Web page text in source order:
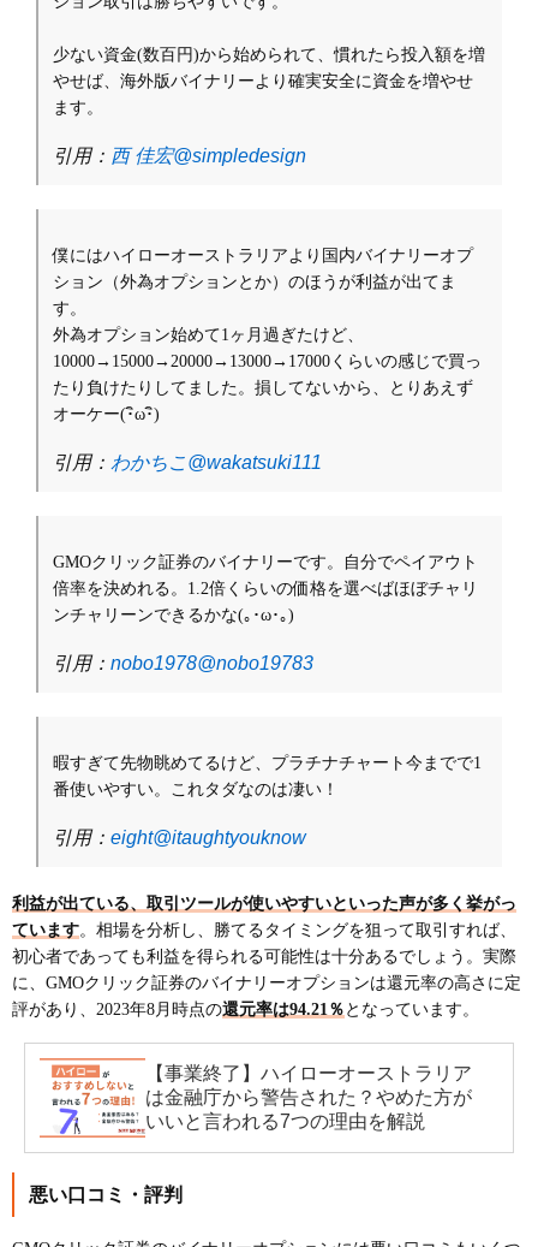
少ない資金(数百円)から始められて、慣れたら投入額を増
やせば、海外版バイナリーより確実安全に資金を増やせ
ます。
引用： 西 佳宏@simpledesign
僕にはハイローオーストラリアより国内バイナリーオプ
ション（外為オプションとか）のほうが利益が出てま
す。
外為オプション始めて1ヶ月過ぎたけど、
10000→15000→20000→13000→17000くらいの感じで買っ
たり負けたりしてました。損してないから、とりあえず
オーケー(･ิω･ิ)
引用： わかちこ@wakatsuki111
GMOクリック証券のバイナリーです。自分でペイアウト
倍率を決めれる。1.2倍くらいの価格を選べばほぼチャリ
ンチャリーンできるかな(｡･ω･｡)
引用： nobo1978@nobo19783
暇すぎて先物眺めてるけど、プラチナチャート今までで1
番使いやすい。これタダなのは凄い！
引用： eight@itaughtyouknow
利益が出ている、取引ツールが使いやすいといった声が多く挙がっ
ています。相場を分析し、勝てるタイミングを狙って取引すれば、
初心者であっても利益を得られる可能性は十分あるでしょう。実際
に、GMOクリック証券のバイナリーオプションは還元率の高さに定
評があり、2023年8月時点の還元率は94.21％ となっています。
【事業終了】ハイローオーストラリア
は金融庁から警告された？やめた方が
いいと言われる7つの理由を解説
悪い口コミ・評判